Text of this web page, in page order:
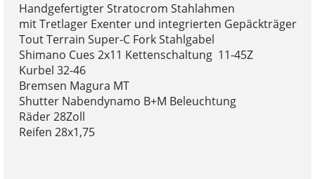
Handgefertigter Stratocrom Stahlahmen
mit Tretlager Exenter und integrierten Gepäckträger
Tout Terrain Super-C Fork Stahlgabel
Shimano Cues 2x11 Kettenschaltung 11-45Z
Kurbel 32-46
Bremsen Magura MT
Shutter Nabendynamo B+M Beleuchtung
Räder 28Zoll
Reifen 28x1,75